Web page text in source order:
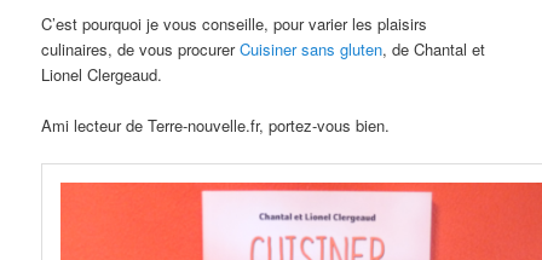
C’est pourquoi je vous conseille, pour varier les plaisirs
culinaires, de vous procurerCuisiner sans gluten, de Chantal et
Lionel Clergeaud.
Ami lecteur de Terre-nouvelle.fr, portez-vous bien.